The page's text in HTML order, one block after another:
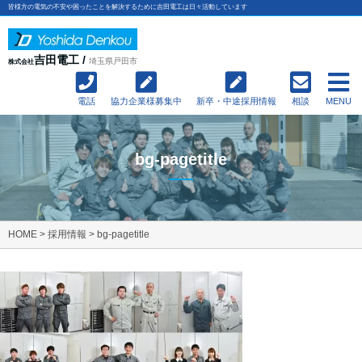
皆様方の電気の不安や困ったことを解決するために吉田電工は日々活動しています
株式会社吉田電工 / 埼玉県戸田市
電話 協力企業様募集中 新卒・中途採用情報 相談 MENU
bg-pagetitle
HOME > 採用情報 > bg-pagetitle